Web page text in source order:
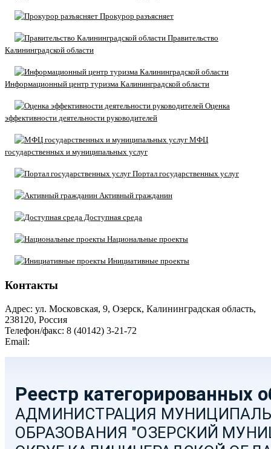
Прокурор разъясняет
Правительство
Калининградской области
Информационный центр туризма Калининградской области
Оценка
эффективности деятельности руководителей
МФЦ
государственных и муниципальных услуг
Портал государственных услуг
Активный гражданин
Доступная среда
Национальные проекты
Инициативные проекты
Контакты
Адрес: ул. Московская, 9, Озерск, Калининградская область,
238120, Россия
Телефон/факс: 8 (40142) 3-21-72
Email: